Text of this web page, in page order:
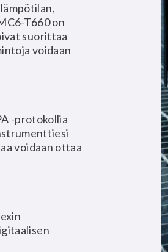
T660 on
suorittaa
voidaan
-protokollia
voidaan ottaa